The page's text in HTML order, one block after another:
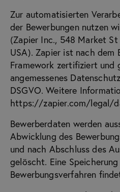
Zur automatisierten
der Bewerbungen nutzen
(Zapier Inc., 548 Market St
USA). Zapier ist nach dem
Framework zertifiziert und
angemessenes
DSGVO. Weitere
https://zapier.com/legal/
Bewerberdaten werden
Abwicklung des
und nach Abschluss des
gelöscht. Eine
Bewerbungsverfahren